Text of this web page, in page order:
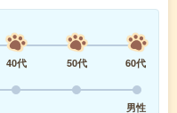
40代 50代
60代
男性